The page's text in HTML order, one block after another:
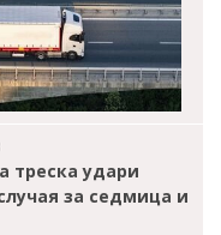
треска удари
за седмица и